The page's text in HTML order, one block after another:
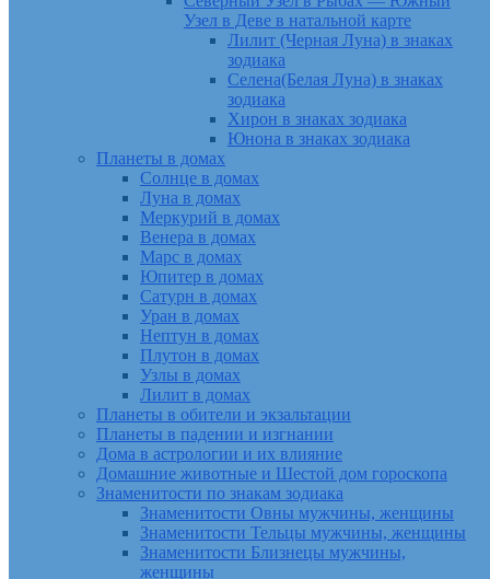
Узел в Деве в натальной карте
Лилит (Черная Луна) в знаках
зодиака
Селена(Белая Луна) в знаках
зодиака
Хирон в знаках зодиака
Юнона в знаках зодиака
Планеты в домах
Солнце в домах
Луна в домах
Меркурий в домах
Венера в домах
Марс в домах
Юпитер в домах
Сатурн в домах
Уран в домах
Нептун в домах
Плутон в домах
Узлы в домах
Лилит в домах
Планеты в обители и экзальтации
Планеты в падении и изгнании
Дома в астрологии и их влияние
Домашние животные и Шестой дом гороскопа
Знаменитости по знакам зодиака
Знаменитости Овны мужчины, женщины
Знаменитости Тельцы мужчины, женщины
Знаменитости Близнецы мужчины,
женщины